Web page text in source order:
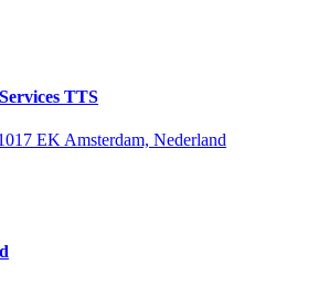
TTS
EK Amsterdam, Nederland